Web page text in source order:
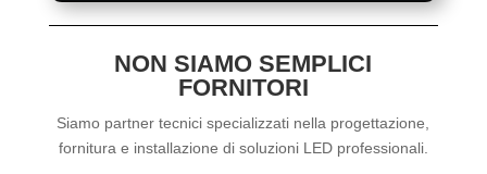
NON SIAMO SEMPLICI
FORNITORI
Siamo partner tecnici specializzati nella progettazione,
fornitura e installazione di soluzioni LED professionali.